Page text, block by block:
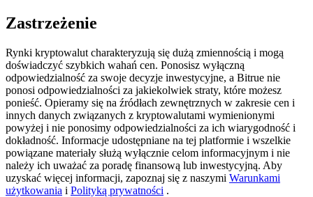
Share 500000 CASHCAT prize pool
Exclusive for BitMart Users
Register & Trade to Win 500,000 USDT
Precious Metals Trading Carnival
Trade Gold & Silver · 33,333 USDT Bonus
Zastrzeżenie
Rynki kryptowalut charakteryzują się dużą zmiennością i mogą
doświadczyć szybkich wahań cen. Ponosisz wyłączną
odpowiedzialność za swoje decyzje inwestycyjne, a Bitrue nie
ponosi odpowiedzialności za jakiekolwiek straty, które możesz
ponieść. Opieramy się na źródłach zewnętrznych w zakresie cen i
innych danych związanych z kryptowalutami wymienionymi
powyżej i nie ponosimy odpowiedzialności za ich wiarygodność i
dokładność. Informacje udostępniane na tej platformie i wszelkie
powiązane materiały służą wyłącznie celom informacyjnym i nie
należy ich uważać za poradę finansową lub inwestycyjną. Aby
uzyskać więcej informacji, zapoznaj się z naszymi Warunkami
użytkowania i Polityką prywatności .